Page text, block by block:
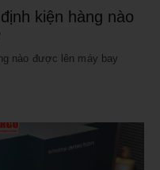
kiện hàng nào
nào được lên máy bay